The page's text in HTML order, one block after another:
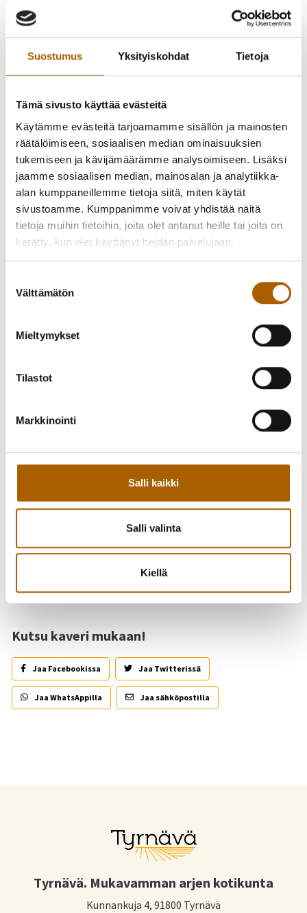
Suostumus Yksityiskohdat Tietoja
Tämä sivusto käyttää evästeitä
Käytämme evästeitä tarjoamamme sisällön ja mainosten
räätälöimiseen, sosiaalisen median ominaisuuksien
tukemiseen ja kävijämäärämme analysoimiseen. Lisäksi
jaamme sosiaalisen median, mainosalan ja analytiikka-
alan kumppaneillemme tietoja siitä, miten käytät
sivustoamme. Kumppanimme voivat yhdistää näitä
tietoja muihin tietoihin, joita olet antanut heille tai joita on
kerätty, kun olet käyttänyt heidän palvelujaan.
valinta
Välttämätön
Mieltymykset
Tilastot
Markkinointi
Salli kaikki
Salli valinta
Kiellä
Liikutaan yhdessä -ryhmä kokoontuu lokakuun alusta
alkaen torstaisin klo 12–13 Seurojentalolla.
Liikunnallisen päivätoiminnan ryhmä on suunnattu
kaikille ikäihmisille, jotka pääsevät itsenäisesti
Liikunnallisen ryhmän jälkeen jatkuu porinatuokio klo
Ryhmässä mukavaa yhdessäoloa ja kevyttä liikuskelua
erilaisten pelailuiden ja jumpan muodossa. Ei
Päivätoimintaa ohjaa Pirkko Virpi (Pohde).
Vierailijoita silloin tällöin paikallisista yhdistyksistä.
ilman ennakkoilmoittautumista voi tulla mukaan.
Kutsu kaveri mukaan!
Jaa Facebookissa Jaa Twitterissä
Jaa WhatsAppilla Jaa sähköpostilla
Tyrnävä. Mukavamman arjen kotikunta
Kunnankuja 4, 91800 Tyrnävä